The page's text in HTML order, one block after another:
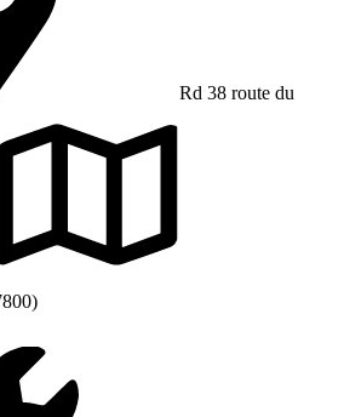
Rd 38 route du